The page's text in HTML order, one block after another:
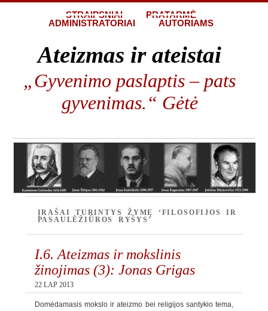
STRAIPSNIAI
PRATARMĖ
ADMINISTRATORIAI
AUTORIAMS
Ateizmas ir ateistai
„Gyvenimo paslaptis – pats
gyvenimas.“ Gėtė
ĮRAŠAI TURINTYS ŽYMĘ ‘FILOSOFIJOS IR
PASAULĖŽIŪROS RYŠYS’
I.6. Ateizmas ir mokslinis
žinojimas (3): Jonas Grigas
22 LAP 2013
Domėdamasis mokslo ir ateizmo bei religijos santykio tema,